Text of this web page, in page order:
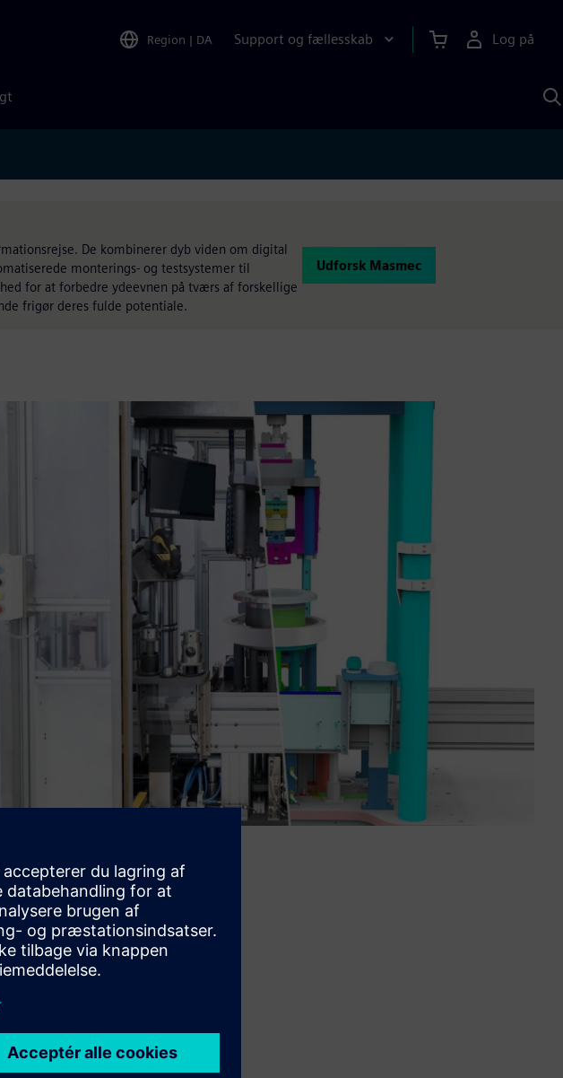
Region | DA Support og fællesskab Log på
De kombinerer dyb viden om digital
monterings- og testsystemer til
for at forbedre ydeevnen på tværs af forskellige
frigør deres fulde potentiale.
Udforsk Masmec